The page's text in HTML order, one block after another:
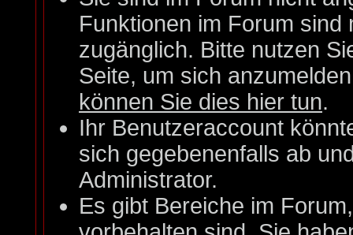
Funktionen im Forum
zugänglich. Bitte nutzen
Seite, um sich
können Sie dies hier tun.
Ihr Benutzeraccount
sich gegebenenfalls ab
Administrator.
Es gibt Bereiche im